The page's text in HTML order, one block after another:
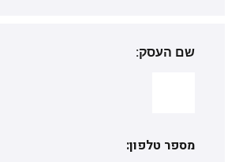
שם העסק:
מספר טלפון: